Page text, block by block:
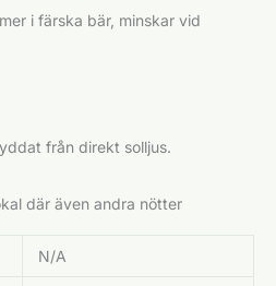
i färska bär, minskar vid
från direkt solljus.
där även andra nötter
N/A